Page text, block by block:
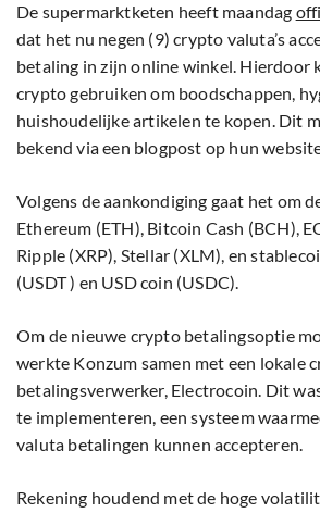
De supermarktketen heeft maandag
dat het nu negen (9) crypto valuta’s
betaling in zijn online winkel. Hierdoor
crypto gebruiken om boodschappen,
huishoudelijke artikelen te kopen. Dit
bekend via een blogpost op hun
Volgens de aankondiging gaat het om
Ethereum (ETH), Bitcoin Cash (BCH),
Ripple (XRP), Stellar (XLM), en
(USDT ) en USD coin (USDC).
Om de nieuwe crypto betalingsoptie
werkte Konzum samen met een lokale
betalingsverwerker, Electrocoin. Dit
te implementeren, een systeem
valuta betalingen kunnen accepteren.
Rekening houdend met de hoge